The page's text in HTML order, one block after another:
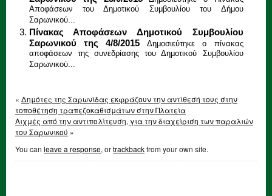
Αποφάσεων του Δημοτικού Συμβουλίου του Δήμου
Σαρωνικού...
Πίνακας Αποφάσεων Δημοτικού Συμβουλίου
Σαρωνικού της 4/8/2015
Δημοσιεύτηκε ο πίνακας
αποφάσεων της συνεδρίασης του Δημοτικού Συμβουλίου
Σαρωνικού...
« Δημότες της Σαρωνίδας εκφράζουν την αντίθεσή τους στην
τοποθέτηση τραπεζοκαθισμάτων στην Πλατεία
Αιχμές από την αντιπολίτευση, για την διαχείριση των παραλιών
του Σαρωνικού »
You can leave a response, ortrackbackfrom your own site.